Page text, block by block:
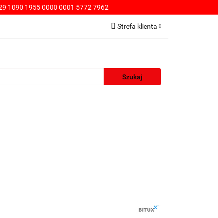
29 1090 1955 0000 0001 5772 7962
Strefa klienta
Zarejestruj się
Dodaj zgłoszenie
PŁATNOŚCI